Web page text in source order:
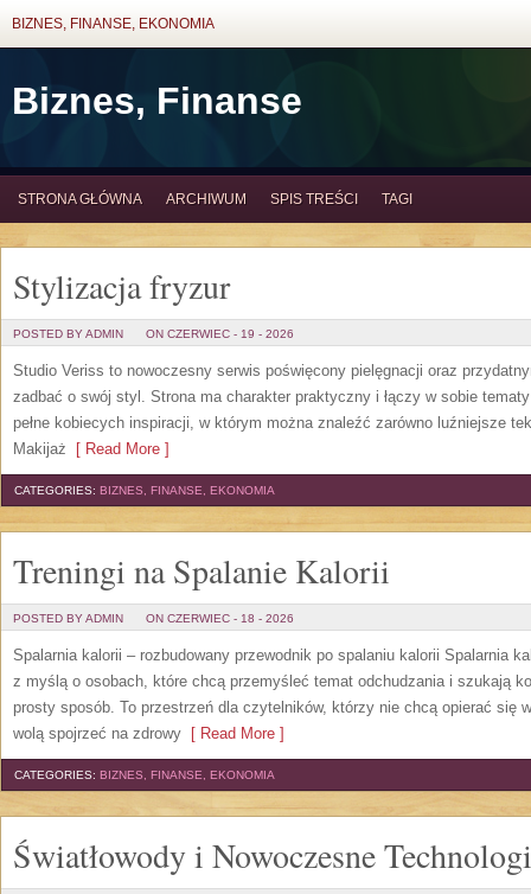
BIZNES, FINANSE, EKONOMIA
Biznes, Finanse
STRONA GŁÓWNA ARCHIWUM SPIS TREŚCI TAGI
Stylizacja fryzur
POSTED BY ADMIN ON CZERWIEC - 19 - 2026
Studio Veriss to nowoczesny serwis poświęcony pielęgnacji oraz
zadbać o swój styl. Strona ma charakter praktyczny i łączy w sobie
pełne kobiecych inspiracji, w którym można znaleźć zarówno luźniejsze
Makijaż [ Read More ]
CATEGORIES: BIZNES, FINANSE, EKONOMIA
Treningi na Spalanie Kalorii
POSTED BY ADMIN ON CZERWIEC - 18 - 2026
Spalarnia kalorii – rozbudowany przewodnik po spalaniu kalorii Spalarnia
z myślą o osobach, które chcą przemyśleć temat odchudzania i szukają
prosty sposób. To przestrzeń dla czytelników, którzy nie chcą opierać się
wolą spojrzeć na zdrowy [ Read More ]
CATEGORIES: BIZNES, FINANSE, EKONOMIA
Światłowody i Nowoczesne